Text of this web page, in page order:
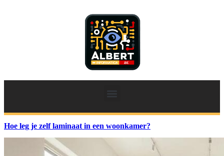
Hoe leg je zelf laminaat in een woonkamer?